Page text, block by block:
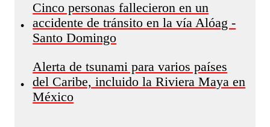
•
Cinco personas fallecieron en un
accidente de tránsito en la vía Alóag -
Santo Domingo
•
Alerta de tsunami para varios países
del Caribe, incluido la Riviera Maya en
México